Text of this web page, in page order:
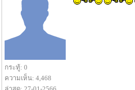
กระทู้: 0
ความเห็น: 4,468